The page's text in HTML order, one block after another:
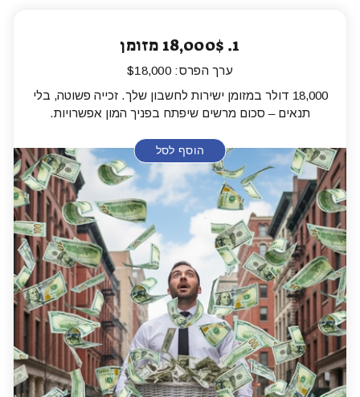
1. 18,000$ מזומן
ערך הפרס: $18,000
18,000 דולר במזומן ישירות לחשבון שלך. זכייה פשוטה, בלי
תנאים – סכום מרשים שיפתח בפניך המון אפשרויות.
הוסף לסל